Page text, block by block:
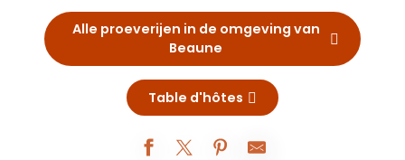
Alle proeverijen in de omgeving van
Beaune
Table d'hôtes